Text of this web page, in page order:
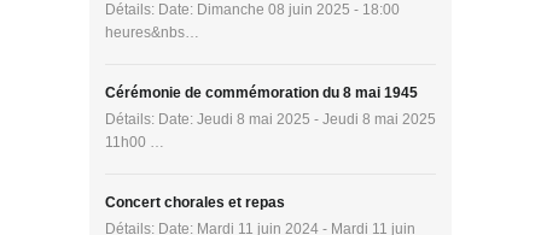
Détails: Date: Dimanche 08 juin 2025 - 18:00
heures&nbs…
Cérémonie de commémoration du 8 mai 1945
Détails: Date: Jeudi 8 mai 2025 - Jeudi 8 mai 2025
11h00 …
Concert chorales et repas
Détails: Date: Mardi 11 juin 2024 - Mardi 11 juin